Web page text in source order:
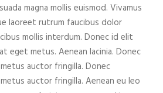
magna mollis euismod. Vivamus
laoreet rutrum faucibus dolor
mollis interdum. Donec id elit
eget metus. Aenean lacinia. Donec
auctor fringilla. Donec
auctor fringilla. Aenean eu leo